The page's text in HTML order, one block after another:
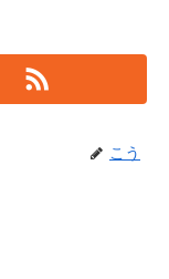
こう